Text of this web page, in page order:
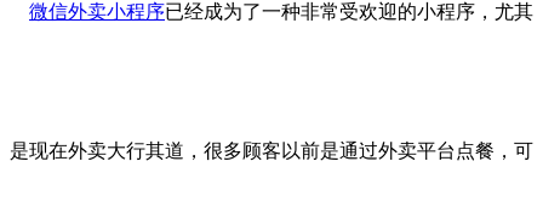
微信外卖小程序已经成为了一种非常受欢迎的小程序，尤其
是现在外卖大行其道，很多顾客以前是通过外卖平台点餐，可